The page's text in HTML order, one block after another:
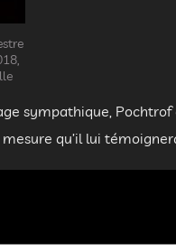
sympathique,
qu’il lui